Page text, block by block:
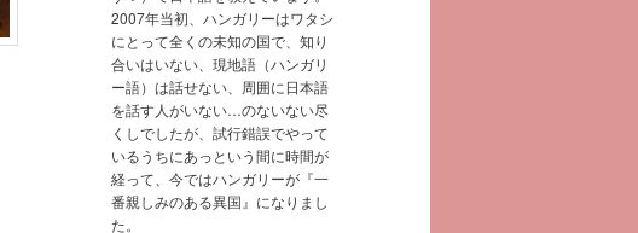
2007年当初、ハンガリーはワタシ
にとって全くの未知の国で、知り
合いはいない、現地語（ハンガリ
ー語）は話せない、周囲に日本語
を話す人がいない…のないない尽
くしでしたが、試行錯誤でやって
いるうちにあっという間に時間が
経って、今ではハンガリーが『一
番親しみのある異国』になりまし
た。